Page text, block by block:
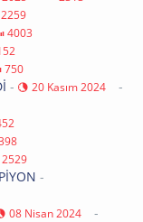
2259
4003
750
- 20 Kasım 2024 -
-
08 Nisan 2024 -